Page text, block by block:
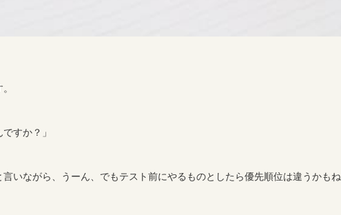
すか？」
いながら、うーん、でもテスト前にやるものとしたら優先順位は違うかもね